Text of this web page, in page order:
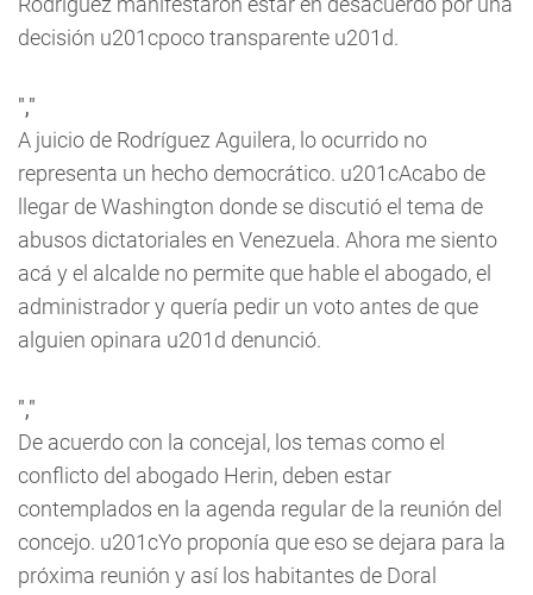
decisión u201cpoco transparente u201d.
","
A juicio de Rodríguez Aguilera, lo ocurrido no
representa un hecho democrático. u201cAcabo de
llegar de Washington donde se discutió el tema de
abusos dictatoriales en Venezuela. Ahora me siento
acá y el alcalde no permite que hable el abogado, el
administrador y quería pedir un voto antes de que
alguien opinara u201d denunció.
","
De acuerdo con la concejal, los temas como el
conflicto del abogado Herin, deben estar
contemplados en la agenda regular de la reunión del
concejo. u201cYo proponía que eso se dejara para la
próxima reunión y así los habitantes de Doral